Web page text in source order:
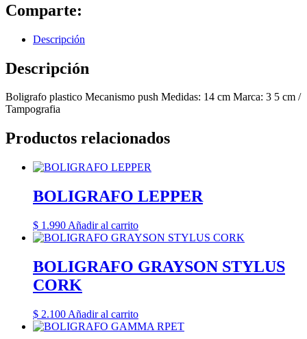
Comparte:
Descripción
Descripción
Boligrafo plastico Mecanismo push Medidas: 14 cm Marca: 3 5 cm /
Tampografia
Productos relacionados
BOLIGRAFO LEPPER
$ 1.990 Añadir al carrito
BOLIGRAFO GRAYSON STYLUS
CORK
$ 2.100 Añadir al carrito